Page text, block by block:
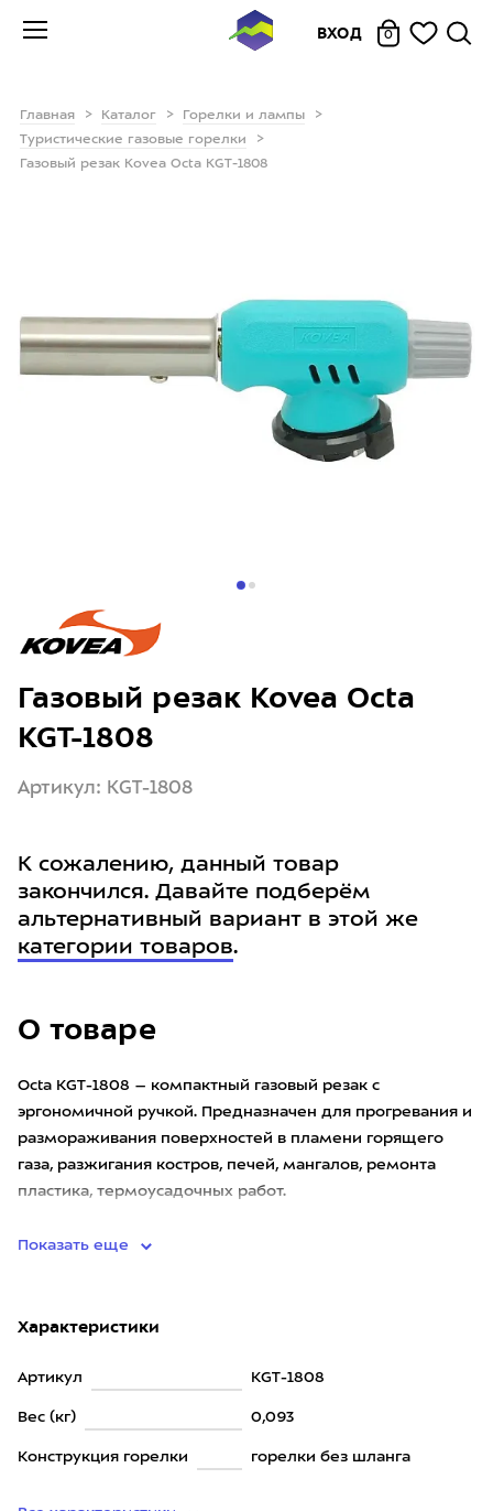
ВХОД 0
Главная Каталог
Горелки и лампы
Туристические газовые горелки
Газовый резак Kovea Octa KGT-1808
О товаре
Octa KGT-1808 – компактный газовый резак с
эргономичной ручкой. Предназначен для прогревания и
размораживания поверхностей в пламени горящего
газа, разжигания костров, печей, мангалов, ремонта
пластика, термоусадочных работ.
Показать еще
Характеристики
Артикул KGT-1808
Вес (кг) 0,093
Конструкция горелки горелки без шланга
Газовый резак Kovea Octa
KGT-1808
Артикул: KGT-1808
К сожалению, данный товар
закончился. Давайте подберём
альтернативный вариант в этой же
категории товаров.